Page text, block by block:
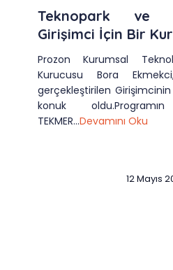
Teknopark ve
Girişimci İçin Bir
Prozon Kurumsal
Kurucusu Bora
gerçekleştirilen Girişimcinin
konuk
TEKMER...Devamını Oku
12 Mayıs